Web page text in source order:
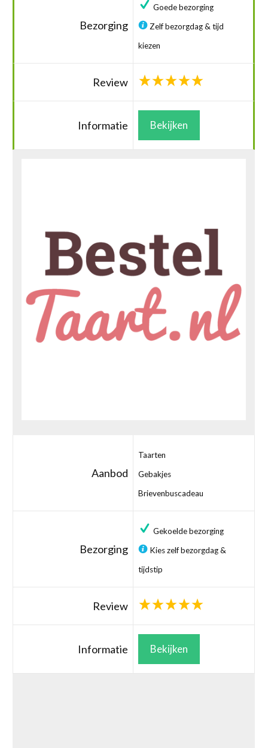
Bezorging
Goede bezorging
Zelf bezorgdag & tijd
kiezen
Review
Informatie Bekijken
Aanbod
Taarten
Gebakjes
Brievenbuscadeau
Bezorging
Gekoelde bezorging
Kies zelf bezorgdag &
tijdstip
Review
Informatie Bekijken